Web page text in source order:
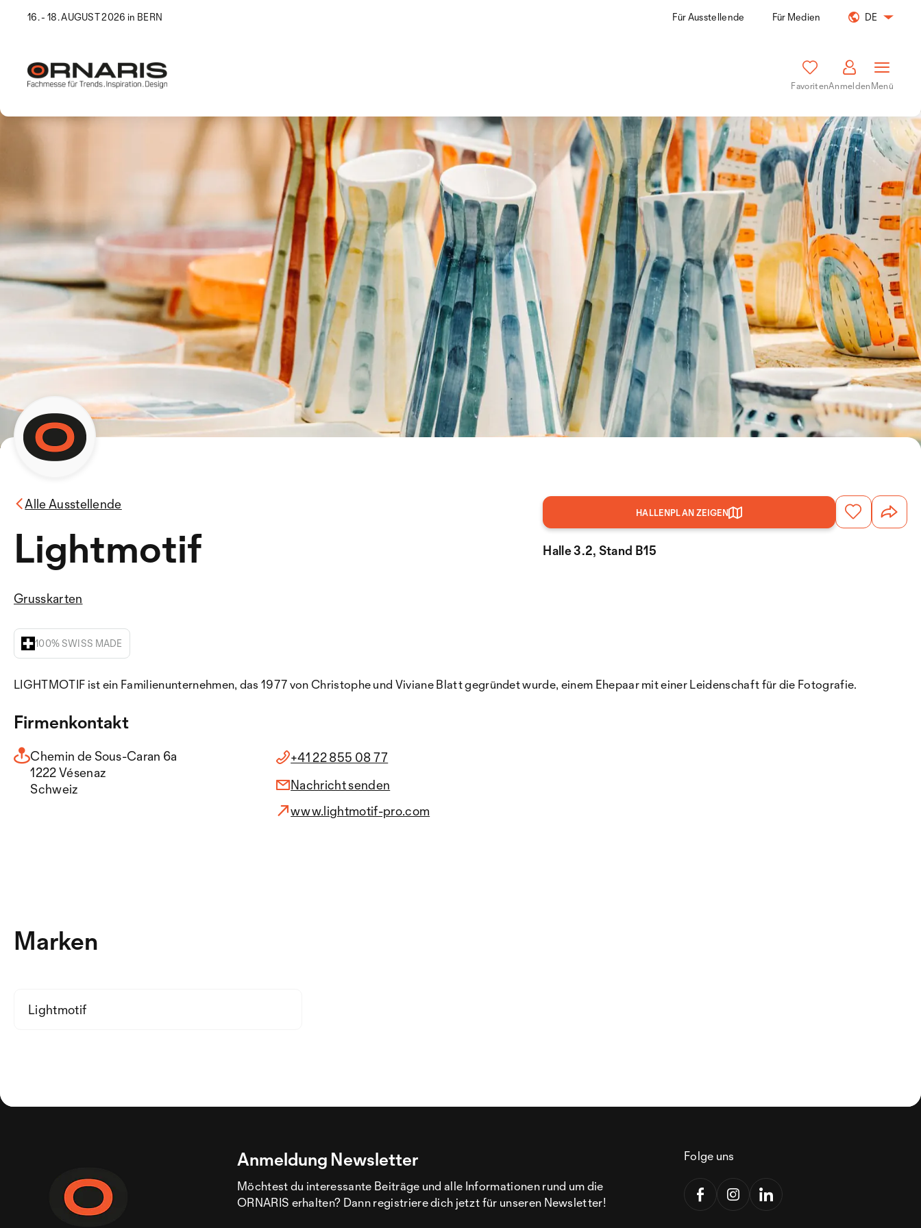
16. - 18. AUGUST 2026 in BERN Für Ausstellende Für Medien DE
FavoritenAnmeldenMenü
Alle Ausstellende
Lightmotif
Grusskarten
100% SWISS MADE
HALLENPLAN ZEIGEN
Halle 3.2, Stand B15
LIGHTMOTIF ist ein Familienunternehmen, das 1977 von Christophe und Viviane Blatt gegründet wurde, einem Ehepaar mit einer Leidenschaft für die Fotografie.
Firmenkontakt
Chemin de Sous-Caran 6a
1222 Vésenaz
Schweiz
+41 22 855 08 77
Nachricht senden
www.lightmotif-pro.com
Marken
Lightmotif
Anmeldung Newsletter
Möchtest du interessante Beiträge und alle Informationen rund um die
ORNARIS erhalten? Dann registriere dich jetzt für unseren Newsletter!
Folge uns